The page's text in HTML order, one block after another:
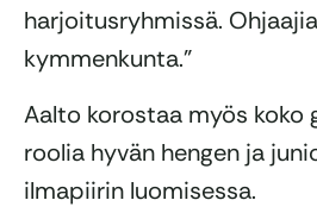
harjoitusryhmissä.
kymmenkunta.”
Aalto korostaa myös koko
roolia hyvän hengen ja
ilmapiirin luomisessa.